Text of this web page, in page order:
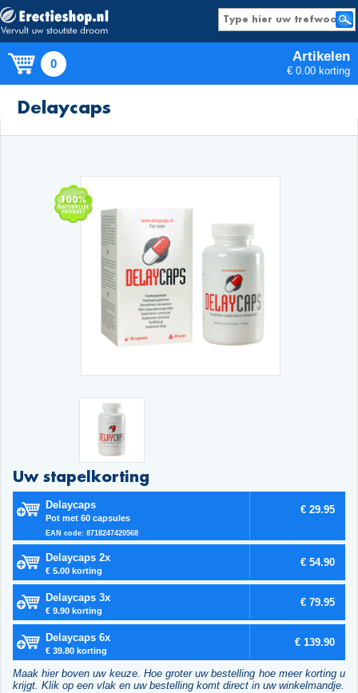
0 Artikelen
€ 0.00 korting
Delaycaps
Uw stapelkorting
Delaycaps
Pot met 60 capsules
EAN code: 8718247420568
€ 29.95
Delaycaps 2x
€ 5.00 korting
€ 54.90
Delaycaps 3x
€ 9.90 korting
€ 79.95
Delaycaps 6x
€ 39.80 korting
€ 139.90
Maak hier boven uw keuze. Hoe groter uw bestelling hoe meer korting u
krijgt. Klik op een vlak en uw bestelling komt direct in uw winkelmandje.